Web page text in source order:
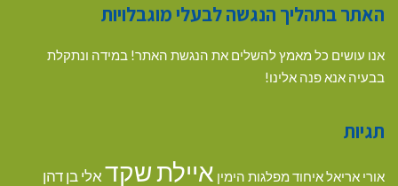
האתר בתהליך הנגשה לבעלי מוגבלויות
אנו עושים כל מאמץ להשלים את הנגשת האתר! במידה ונתקלת
בבעיה אנא פנה אלינו!
תגיות
אורי אריאלאיחוד מפלגות הימין איילת שקדאלי בן דהן